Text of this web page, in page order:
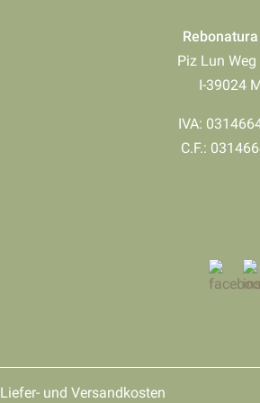
Rebonatura
Piz Lun Weg
I-39024
IVA:
​​​​​​​C.F.:
Liefer- und Versandkosten